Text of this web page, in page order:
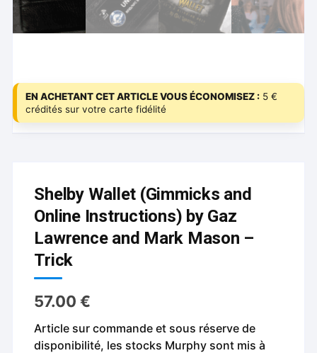
EN ACHETANT CET ARTICLE VOUS ÉCONOMISEZ : 5 €
crédités sur votre carte fidélité
Shelby Wallet (Gimmicks and
Online Instructions) by Gaz
Lawrence and Mark Mason –
Trick
57.00€
Article sur commande et sous réserve de
disponibilité, les stocks Murphy sont mis à